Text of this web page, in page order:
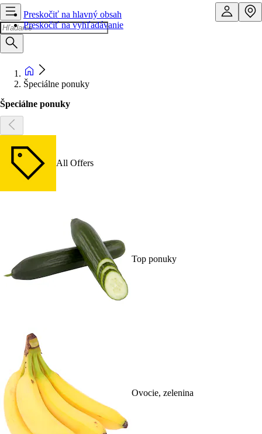
Preskočiť na hlavný obsah
Preskočiť na vyhľadávanie
Špeciálne ponuky
Špeciálne ponuky
All Offers
Top ponuky
Ovocie, zelenina